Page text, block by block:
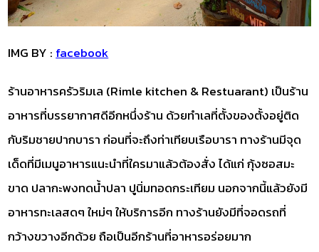
IMG BY : facebook
ร้านอาหารครัวริมเล (Rimle kitchen & Restuarant) เป็นร้าน
อาหารที่บรรยากาศดีอีกหนึ่งร้าน ด้วยทำเลที่ตั้งของตั้งอยู่ติด
กับริมชายปากบารา ก่อนที่จะถึงท่าเทียบเรือบารา ทางร้านมีจุด
เด็ดที่มีเมนูอาหารแนะนำที่ใครมาแล้วต้องสั่ง ได้แก่ กุ้งซอสมะ
ขาด ปลากะพงทดน้ำปลา ปูนิ่มทอดกระเทียม นอกจากนี้แล้วยังมี
อาหารทะเลสดๆ ใหม่ๆ ให้บริการอีก ทางร้านยังมีที่จอดรถที่
กว้างขวางอีกด้วย ถือเป็นอีกร้านที่อาหารอร่อยมาก